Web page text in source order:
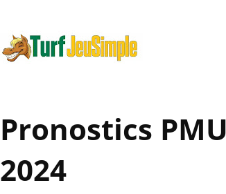
Pronostics
2024